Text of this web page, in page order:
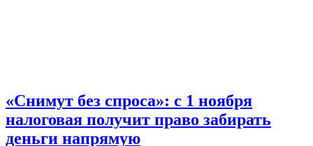
«Снимут без спроса»: с 1 ноября
налоговая получит право забирать
деньги напрямую